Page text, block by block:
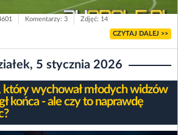
Komentarzy: 3 Zdjęć: 14
CZYTAJ DALEJ >>
5 stycznia 2026
który wychował młodych widzów
końca - ale czy to naprawdę